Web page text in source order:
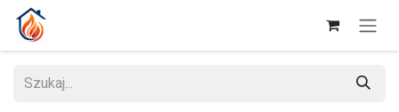
Przejdź do zawartości